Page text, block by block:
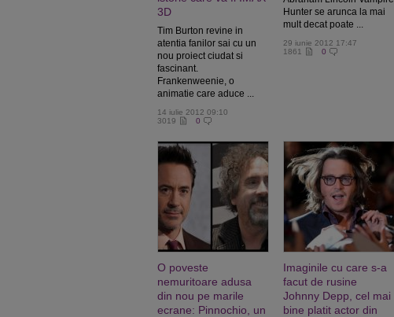
3D
Tim Burton revine in
atentia fanilor sai cu un
nou proiect ciudat si
fascinant.
Frankenweenie, o
animatie care aduce ...
14 iulie 2012 09:10
3019
0
Hunter se arunca la mai
mult decat poate ...
29 iunie 2012 17:47
1861
0
O poveste
nemuritoare adusa
din nou pe marile
ecrane: Pinnochio, un
Imaginile cu care s-a
facut de rusine
Johnny Depp, cel mai
bine platit actor din